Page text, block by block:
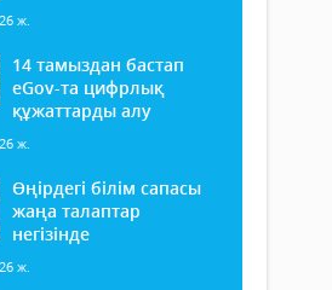
ж.
14 тамыздан бастап
еGov-та цифрлық
құжаттарды алу
ж.
Өңірдегі білім сапасы
жаңа талаптар
негізінде
ж.